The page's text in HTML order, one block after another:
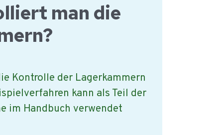
man die
Kontrolle der Lagerkammern
kann als Teil der
im Handbuch verwendet